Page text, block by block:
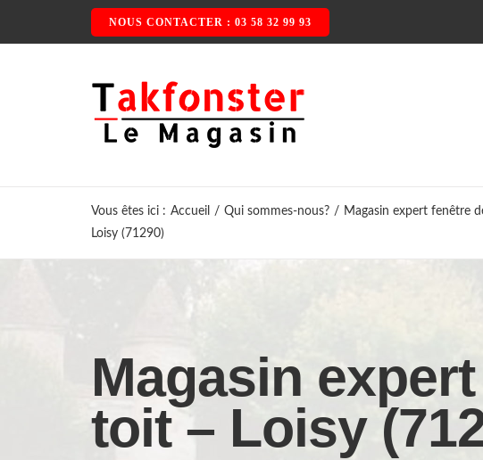
NOUS CONTACTER : 03 58 32 99 93
Vous êtes ici : Accueil / Qui sommes-nous? / Magasin expert fenêtre
Loisy (71290)
Magasin
toit – Loisy